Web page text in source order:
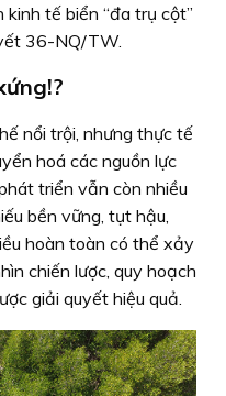
tế biển “đa trụ cột”
36-NQ/TW.
nổi trội, nhưng thực tế
hoá các nguồn lực
triển vẫn còn nhiều
bền vững, tụt hậu,
hoàn toàn có thể xảy
chiến lược, quy hoạch
giải quyết hiệu quả.